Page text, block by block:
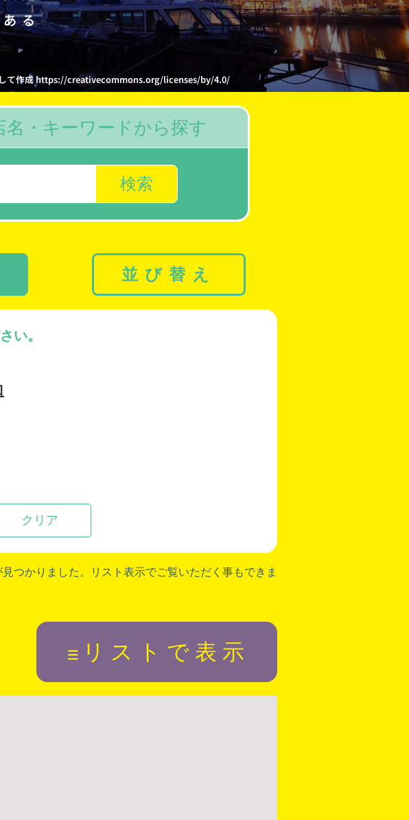
る
して作成 https://creativecommons.org/licenses/by/4.0/
検索
名・キーワードから探す
い。
クリア
並び替え
つかりました。リスト表示でご覧いただく事もできま
リストで表示